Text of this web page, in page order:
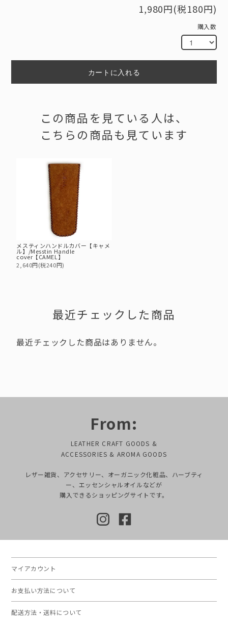
1,980円(税180円)
購入数
カートに入れる
この商品を見ている人は、
こちらの商品も見ています
メスティンハンドルカバー【キャメ
ル】/Messtin Handle
cover【CAMEL】
2,640円(税240円)
最近チェックした商品
最近チェックした商品はありません。
From:
LEATHER CRAFT GOODS &
ACCESSORIES & AROMA GOODS
レザー雑貨、アクセサリー、オーガニック化粧品、ハーブティ
ー、エッセンシャルオイルなどが
購入できるショッピングサイトです。
マイアカウント
お支払い方法について
配送方法・送料について